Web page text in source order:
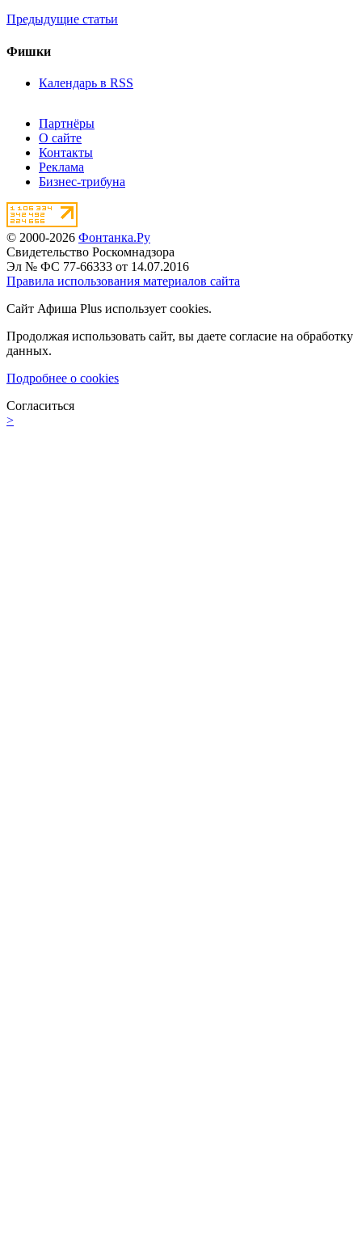
Предыдущие статьи
Фишки
Календарь в RSS
Партнёры
О сайте
Контакты
Реклама
Бизнес-трибуна
© 2000-2026 Фонтанка.Ру
Свидетельство Роскомнадзора
Эл № ФС 77-66333 от 14.07.2016
Правила использования материалов сайта
Сайт Афиша Plus использует cookies.
Продолжая использовать сайт, вы даете согласие на обработку
данных.
Подробнее о cookies
Согласиться
>